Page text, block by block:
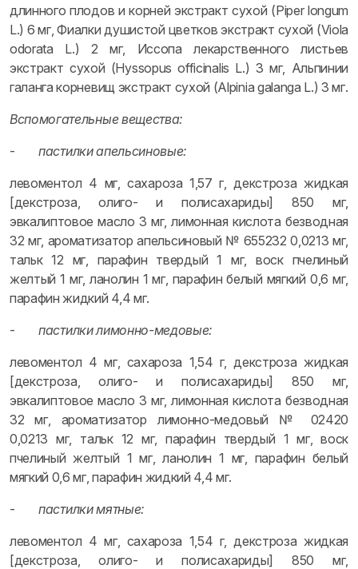
длинного плодов и корней экстракт сухой (Piper longum
L.) 6 мг, Фиалки душистой цветков экстракт сухой (Viola
odorata L.) 2 мг, Иссопа лекарственного листьев
экстракт сухой (Hyssopus officinalis L.) 3 мг, Альпинии
галанга корневищ экстракт сухой (Alpinia galanga L.) 3 мг.
Вспомогательные вещества:
-пастилки апельсиновые:
левоментол 4 мг, сахароза 1,57 г, декстроза жидкая
[декстроза, олиго- и полисахариды] 850 мг,
эвкалиптовое масло 3 мг, лимонная кислота безводная
32 мг, ароматизатор апельсиновый № 655232 0,0213 мг,
тальк 12 мг, парафин твердый 1 мг, воск пчелиный
желтый 1 мг, ланолин 1 мг, парафин белый мягкий 0,6 мг,
парафин жидкий 4,4 мг.
-пастилки лимонно-медовые:
левоментол 4 мг, сахароза 1,54 г, декстроза жидкая
[декстроза, олиго- и полисахариды] 850 мг,
эвкалиптовое масло 3 мг, лимонная кислота безводная
32 мг, ароматизатор лимонно-медовый № 02420
0,0213 мг, тальк 12 мг, парафин твердый 1 мг, воск
пчелиный желтый 1 мг, ланолин 1 мг, парафин белый
мягкий 0,6 мг, парафин жидкий 4,4 мг.
-пастилки мятные:
левоментол 4 мг, сахароза 1,54 г, декстроза жидкая
[декстроза, олиго- и полисахариды] 850 мг,